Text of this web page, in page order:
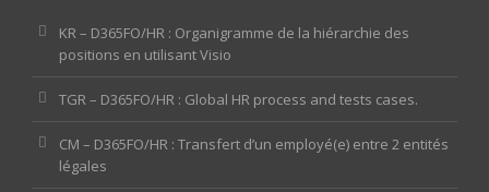
KR – D365FO/HR : Organigramme de la hiérarchie des
positions en utilisant Visio
TGR – D365FO/HR : Global HR process and tests cases.
CM – D365FO/HR : Transfert d’un employé(e) entre 2 entités
légales